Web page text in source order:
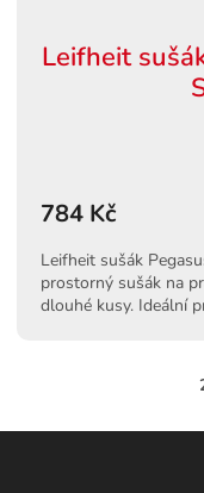
Leifheit
784 Kč
Leifheit sušák
prostorný sušák na
dlouhé kusy. Ideální
Z